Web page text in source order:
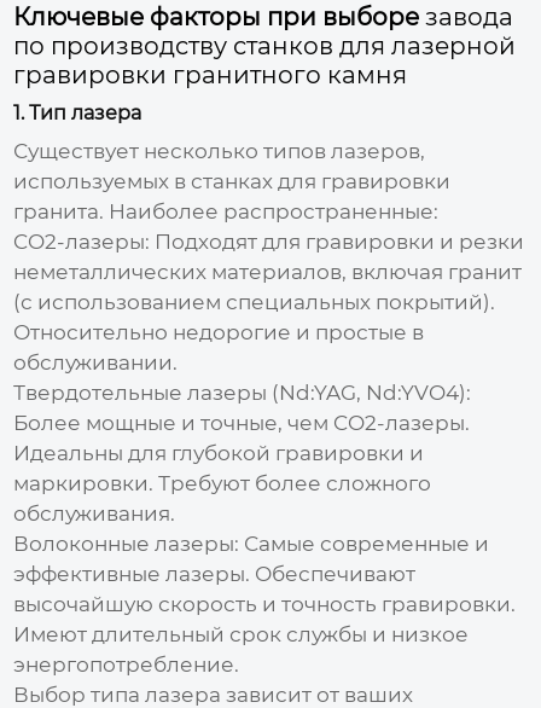
Ключевые факторы при выборезавода
по производству станков для лазерной
гравировки гранитного камня
1. Тип лазера
Существует несколько типов лазеров,
используемых в станках для гравировки
гранита. Наиболее распространенные:
CO2-лазеры: Подходят для гравировки и резки
неметаллических материалов, включая гранит
(с использованием специальных покрытий).
Относительно недорогие и простые в
обслуживании.
Твердотельные лазеры (Nd:YAG, Nd:YVO4):
Более мощные и точные, чем CO2-лазеры.
Идеальны для глубокой гравировки и
маркировки. Требуют более сложного
обслуживания.
Волоконные лазеры: Самые современные и
эффективные лазеры. Обеспечивают
высочайшую скорость и точность гравировки.
Имеют длительный срок службы и низкое
энергопотребление.
Выбор типа лазера зависит от ваших